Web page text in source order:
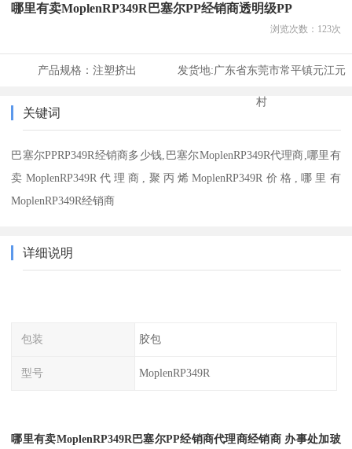
哪里有卖MoplenRP349R巴塞尔PP经销商透明级PP
浏览次数： 123次
产品规格： 注塑挤出 发货地:广东省东莞市常平镇元江元
村
关键词
巴塞尔PPRP349R经销商多少钱,巴塞尔MoplenRP349R代理商,哪里有
卖MoplenRP349R代理商,聚丙烯MoplenRP349R价格,哪里有
MoplenRP349R经销商
详细说明
包装 胶包
型号 MoplenRP349R
哪里有卖MoplenRP349R巴塞尔PP经销商代理商经销商 办事处加玻